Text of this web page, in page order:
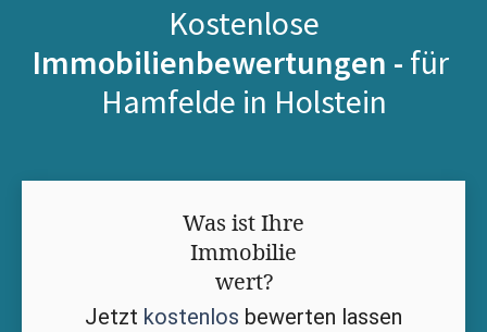
Kostenlose
Immobilienbewertungen - für
Hamfelde in Holstein
Was ist Ihre
Immobilie
wert?
Jetzt kostenlos bewerten lassen